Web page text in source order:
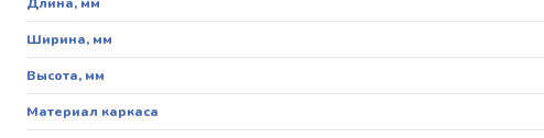
Ширина, мм
Высота, мм
Материал каркаса